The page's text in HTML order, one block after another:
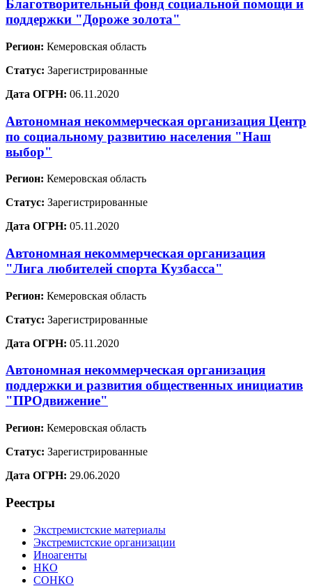
Благотворительный фонд социальной помощи и
поддержки "Дороже золота"
Регион: Кемеровская область
Статус: Зарегистрированные
Дата ОГРН: 06.11.2020
Автономная некоммерческая организация Центр
по социальному развитию населения "Наш
выбор"
Регион: Кемеровская область
Статус: Зарегистрированные
Дата ОГРН: 05.11.2020
Автономная некоммерческая организация
"Лига любителей спорта Кузбасса"
Регион: Кемеровская область
Статус: Зарегистрированные
Дата ОГРН: 05.11.2020
Автономная некоммерческая организация
поддержки и развития общественных инициатив
"ПРОдвижение"
Регион: Кемеровская область
Статус: Зарегистрированные
Дата ОГРН: 29.06.2020
Реестры
Экстремистские материалы
Экстремистские организации
Иноагенты
НКО
СОНКО